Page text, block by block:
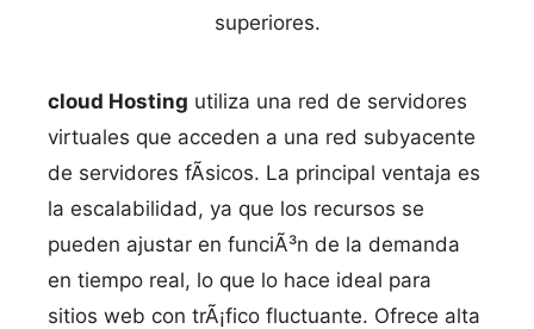
superiores.
cloud Hosting utiliza una red de servidores
virtuales que acceden a una red subyacente
de servidores fÃ­sicos. La principal ventaja es
la escalabilidad, ya que los recursos se
pueden ajustar en funciÃ³n de la demanda
en tiempo real, lo que lo hace ideal para
sitios web con trÃ¡fico fluctuante. Ofrece alta